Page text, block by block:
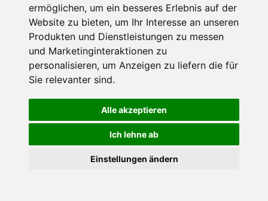
ermöglichen, um ein besseres Erlebnis auf der
Website zu bieten, um Ihr Interesse an unseren
Produkten und Dienstleistungen zu messen
und Marketinginteraktionen zu
personalisieren, um Anzeigen zu liefern die für
Sie relevanter sind.
Alle akzeptieren
Ich lehne ab
Einstellungen ändern
Copyright © Schneemenschen GmbH 2026